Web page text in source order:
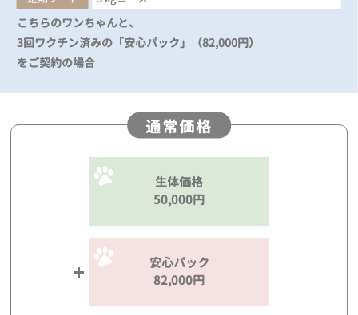
こちらのワンちゃんと、
3回ワクチン済みの「安心パック」（82,000円）
をご契約の場合
通常価格
生体価格
50,000円
安心パック
82,000円